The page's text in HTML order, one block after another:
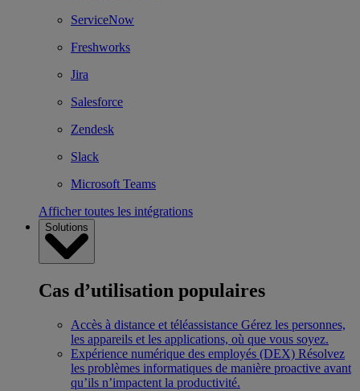
ServiceNow
Freshworks
Jira
Salesforce
Zendesk
Slack
Microsoft Teams
Afficher toutes les intégrations
Solutions
Cas d’utilisation populaires
Accès à distance et téléassistance Gérez les personnes,
les appareils et les applications, où que vous soyez.
Expérience numérique des employés (DEX) Résolvez
les problèmes informatiques de manière proactive avant
qu’ils n’impactent la productivité.